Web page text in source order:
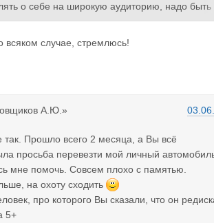
о себе на широкую аудиторию, надо быть
порядочным и отвечать за свои слова. Не
с перевозкой автомобиля, и я потерял
найти другого перевозчика, так как спрос на
всяком случае, стремлюсь!
А.Ю.»
так. Прошло всего 2 месяца, а Вы всё
просьба перевезти мой личный
мне помочь. Совсем плохо с памятью.
на охоту сходить
про которого Вы сказали, что он
5+